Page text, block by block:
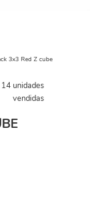
3x3 Red Z cube
14 unidades
vendidas